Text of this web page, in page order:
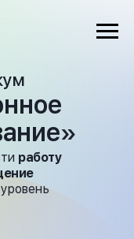
работу